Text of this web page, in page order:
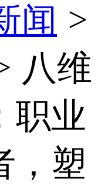
闻 >
八维
职业
，塑